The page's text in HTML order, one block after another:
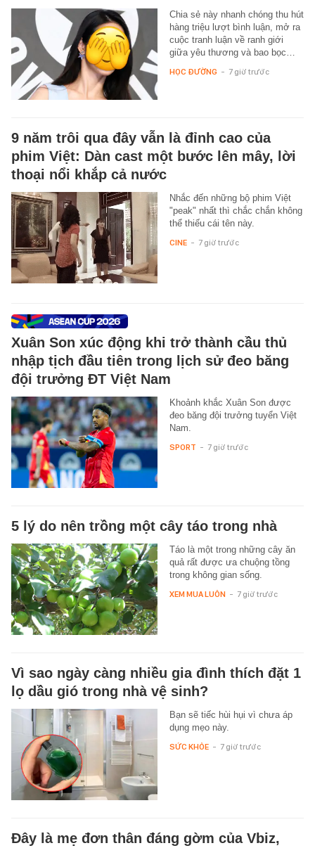
Chia sẻ này nhanh chóng thu hút
hàng triệu lượt bình luận, mở ra
cuộc tranh luận về ranh giới
giữa yêu thương và bao bọc…
HỌC ĐƯỜNG - 7 giờ trước
9 năm trôi qua đây vẫn là đỉnh cao của
phim Việt: Dàn cast một bước lên mây, lời
thoại nổi khắp cả nước
Nhắc đến những bộ phim Việt
"peak" nhất thì chắc chắn không
thể thiếu cái tên này.
CINE - 7 giờ trước
Xuân Son xúc động khi trở thành cầu thủ
nhập tịch đầu tiên trong lịch sử đeo băng
đội trưởng ĐT Việt Nam
Khoảnh khắc Xuân Son được
đeo băng đội trưởng tuyển Việt
Nam.
SPORT - 7 giờ trước
5 lý do nên trồng một cây táo trong nhà
Táo là một trong những cây ăn
quả rất được ưa chuộng tồng
trong không gian sống.
XEM MUA LUÔN - 7 giờ trước
Vì sao ngày càng nhiều gia đình thích đặt 1
lọ dầu gió trong nhà vệ sinh?
Bạn sẽ tiếc hùi hụi vì chưa áp
dụng mẹo này.
SỨC KHỎE - 7 giờ trước
Đây là mẹ đơn thân đáng gờm của Vbiz,